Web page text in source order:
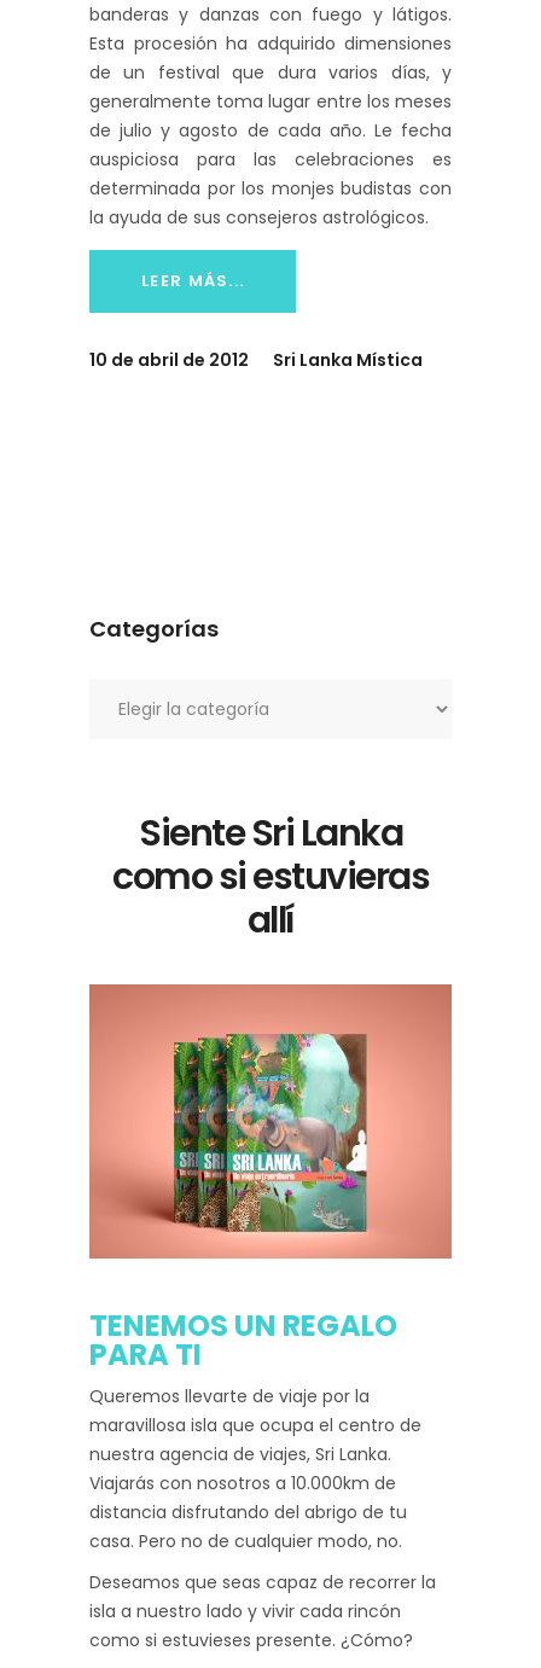
banderas y danzas con fuego y látigos.
Esta procesión ha adquirido dimensiones
de un festival que dura varios días, y
generalmente toma lugar entre los meses
de julio y agosto de cada año. Le fecha
auspiciosa para las celebraciones es
determinada por los monjes budistas con
la ayuda de sus consejeros astrológicos.
LEER MÁS...
10 de abril de 2012 Sri Lanka Mística
Categorías
Siente Sri Lanka
como si estuvieras
allí
TENEMOS UN REGALO
PARA TI
Queremos llevarte de viaje por la
maravillosa isla que ocupa el centro de
nuestra agencia de viajes, Sri Lanka.
Viajarás con nosotros a 10.000km de
distancia disfrutando del abrigo de tu
casa. Pero no de cualquier modo, no.
Deseamos que seas capaz de recorrer la
isla a nuestro lado y vivir cada rincón
como si estuvieses presente. ¿Cómo?